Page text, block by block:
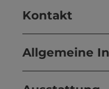
Kontakt
Allgemeine